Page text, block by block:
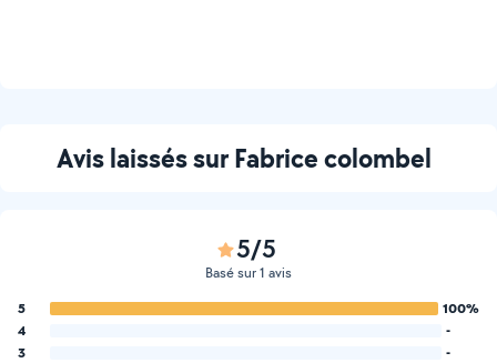
Avis laissés sur Fabrice colombel
5/5
Basé sur 1 avis
5
100%
4
-
3
-